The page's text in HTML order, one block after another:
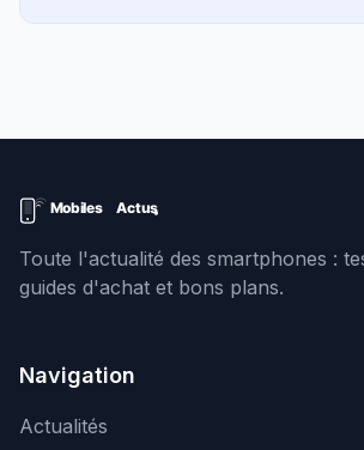
Toute l'actualité des smartphones :
guides d'achat et bons plans.
Navigation
Actualités